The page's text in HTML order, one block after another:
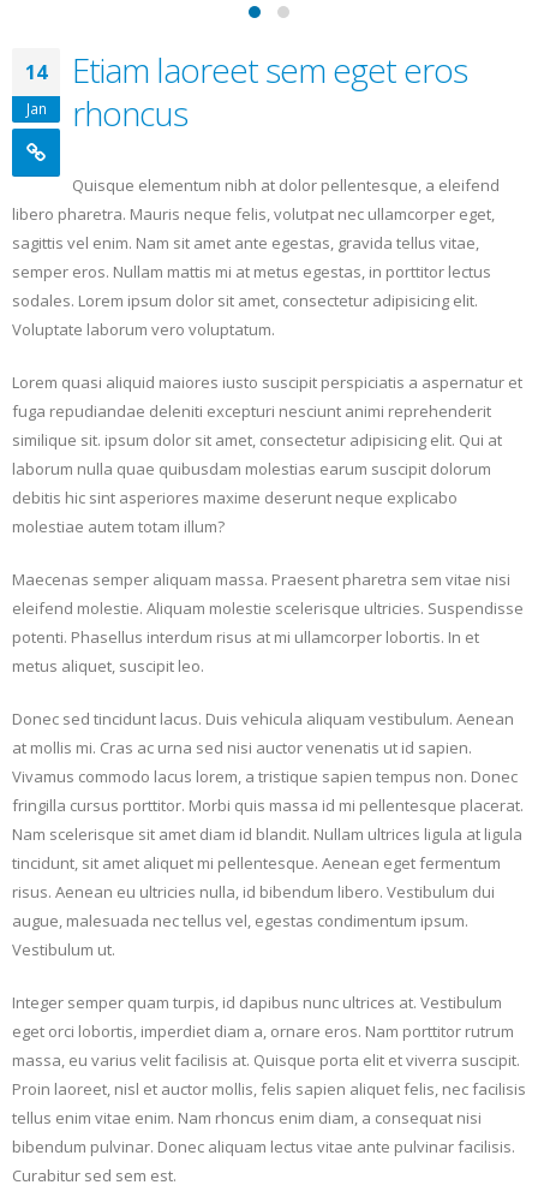
14
Jan
Etiam laoreet sem eget eros
rhoncus
Quisque elementum nibh at dolor pellentesque, a eleifend
libero pharetra. Mauris neque felis, volutpat nec ullamcorper eget,
sagittis vel enim. Nam sit amet ante egestas, gravida tellus vitae,
semper eros. Nullam mattis mi at metus egestas, in porttitor lectus
sodales. Lorem ipsum dolor sit amet, consectetur adipisicing elit.
Voluptate laborum vero voluptatum.
Lorem quasi aliquid maiores iusto suscipit perspiciatis a aspernatur et
fuga repudiandae deleniti excepturi nesciunt animi reprehenderit
similique sit. ipsum dolor sit amet, consectetur adipisicing elit. Qui at
laborum nulla quae quibusdam molestias earum suscipit dolorum
debitis hic sint asperiores maxime deserunt neque explicabo
molestiae autem totam illum?
Maecenas semper aliquam massa. Praesent pharetra sem vitae nisi
eleifend molestie. Aliquam molestie scelerisque ultricies. Suspendisse
potenti. Phasellus interdum risus at mi ullamcorper lobortis. In et
metus aliquet, suscipit leo.
Donec sed tincidunt lacus. Duis vehicula aliquam vestibulum. Aenean
at mollis mi. Cras ac urna sed nisi auctor venenatis ut id sapien.
Vivamus commodo lacus lorem, a tristique sapien tempus non. Donec
fringilla cursus porttitor. Morbi quis massa id mi pellentesque placerat.
Nam scelerisque sit amet diam id blandit. Nullam ultrices ligula at ligula
tincidunt, sit amet aliquet mi pellentesque. Aenean eget fermentum
risus. Aenean eu ultricies nulla, id bibendum libero. Vestibulum dui
augue, malesuada nec tellus vel, egestas condimentum ipsum.
Vestibulum ut.
Integer semper quam turpis, id dapibus nunc ultrices at. Vestibulum
eget orci lobortis, imperdiet diam a, ornare eros. Nam porttitor rutrum
massa, eu varius velit facilisis at. Quisque porta elit et viverra suscipit.
Proin laoreet, nisl et auctor mollis, felis sapien aliquet felis, nec facilisis
tellus enim vitae enim. Nam rhoncus enim diam, a consequat nisi
bibendum pulvinar. Donec aliquam lectus vitae ante pulvinar facilisis.
Curabitur sed sem est.